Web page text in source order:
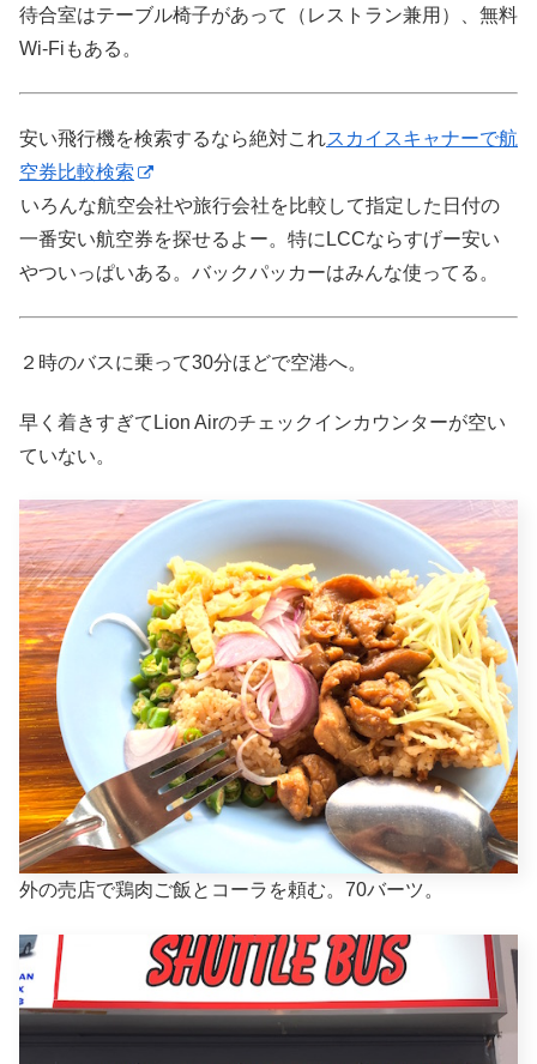
待合室はテーブル椅子があって（レストラン兼用）、無料
Wi-Fiもある。
安い飛行機を検索するなら絶対これスカイスキャナーで航
空券比較検索
いろんな航空会社や旅行会社を比較して指定した日付の
一番安い航空券を探せるよー。特にLCCならすげー安い
やついっぱいある。バックパッカーはみんな使ってる。
２時のバスに乗って30分ほどで空港へ。
早く着きすぎてLion Airのチェックインカウンターが空い
ていない。
外の売店で鶏肉ご飯とコーラを頼む。70バーツ。